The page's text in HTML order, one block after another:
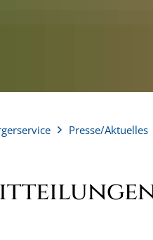
Presse/Aktuelles